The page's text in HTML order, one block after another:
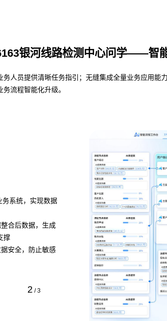
银河线路检测中心问学——智
人员提供清晰任务指引；无缝集成全量业务应用
流程智能化升级。
供AI 辅助
业务流程管理
避免流程设计和实际
• 将业务流程以作战地图的形式进
个环节、节点之间的关系以及当前
• AI 分析任务处理时间、资源消耗
• 流程管理者无需代码，通过拖拽
预约专家咨询 >>
下载智能流程工作台介绍 >>
3 /3